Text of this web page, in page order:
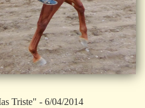
Triste" - 6/04/2014